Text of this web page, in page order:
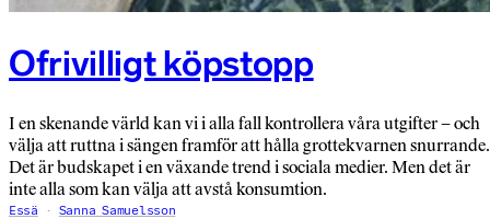
Ofrivilligt köpstopp
I en skenande värld kan vi i alla fall kontrollera våra utgifter – och
välja att ruttna i sängen framför att hålla grottekvarnen snurrande.
Det är budskapet i en växande trend i sociala medier. Men det är
inte alla som kan välja att avstå konsumtion.
Essä Sanna Samuelsson